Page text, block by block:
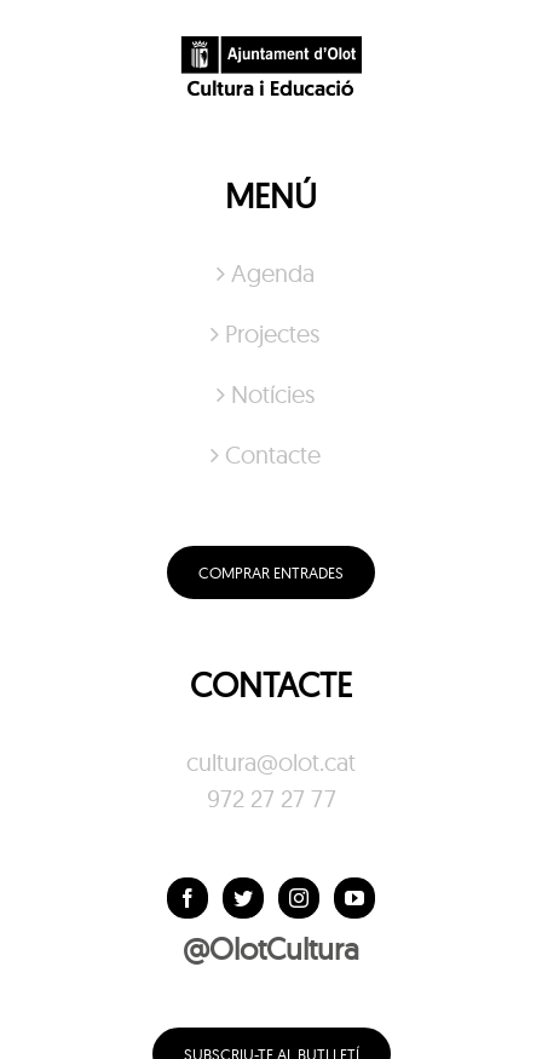
MENÚ
Agenda
Projectes
Notícies
Contacte
COMPRAR ENTRADES
CONTACTE
cultura@olot.cat
972 27 27 77
@OlotCultura
SUBSCRIU-TE AL BUTLLETÍ